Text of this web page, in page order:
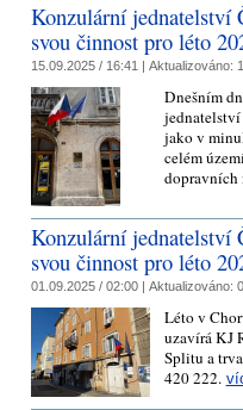
Konzulární jednatelství
svou činnost pro léto
15.09.2025 / 16:41 | Aktualizováno:
Dnešním
jednatelství
jako v
celém
Konzulární jednatelství
svou činnost pro léto
01.09.2025 / 02:00 | Aktualizováno:
Léto v
uzavírá KJ
Splitu a
420 222.